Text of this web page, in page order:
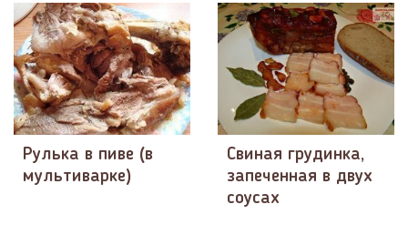
Рулька в пиве (в
мультиварке)
Свиная грудинка,
запеченная в двух
соусах